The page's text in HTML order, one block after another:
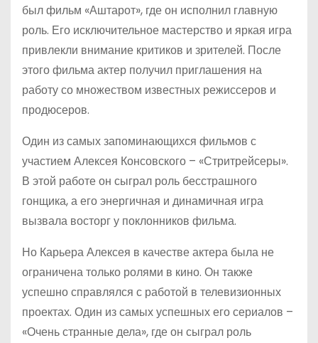
был фильм «Аштарот», где он исполнил главную
роль. Его исключительное мастерство и яркая игра
привлекли внимание критиков и зрителей. После
этого фильма актер получил приглашения на
работу со множеством известных режиссеров и
продюсеров.
Один из самых запоминающихся фильмов с
участием Алексея Консовского – «Стритрейсеры».
В этой работе он сыграл роль бесстрашного
гонщика, а его энергичная и динамичная игра
вызвала восторг у поклонников фильма.
Но Карьера Алексея в качестве актера была не
ограничена только ролями в кино. Он также
успешно справлялся с работой в телевизионных
проектах. Один из самых успешных его сериалов –
«Очень странные дела», где он сыграл роль